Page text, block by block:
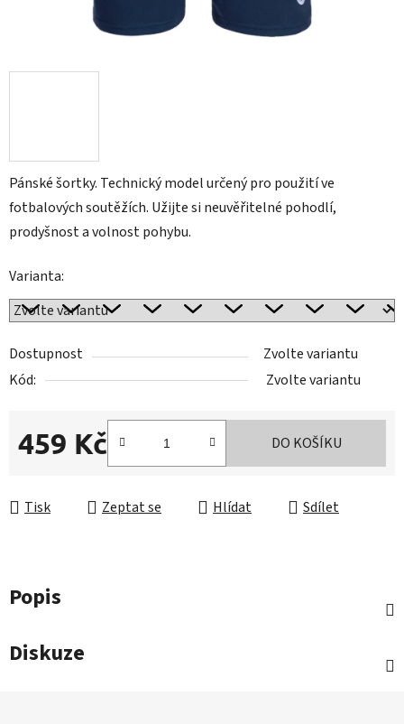
Pánské šortky. Technický model určený pro použití ve
fotbalových soutěžích. Užijte si neuvěřitelné pohodlí,
prodyšnost a volnost pohybu.
Varianta:
Dostupnost
Zvolte variantu
Kód:
Zvolte variantu
459 Kč DO KOŠÍKU
Tisk Zeptat se Hlídat Sdílet
Popis
Diskuze